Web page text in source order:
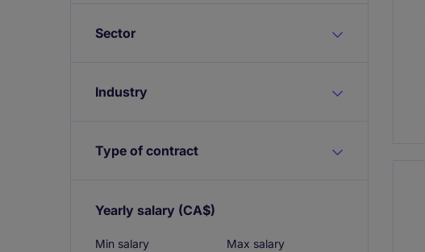
Sector
Industry
Type of contract
Yearly salary (CA$)
Min salary Max salary